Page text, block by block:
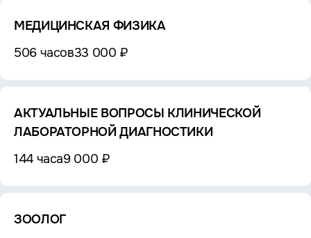
МЕДИЦИНСКАЯ ФИЗИКА
506 часов33 000 ₽
АКТУАЛЬНЫЕ ВОПРОСЫ КЛИНИЧЕСКОЙ
ЛАБОРАТОРНОЙ ДИАГНОСТИКИ
144 часа9 000 ₽
ЗООЛОГ